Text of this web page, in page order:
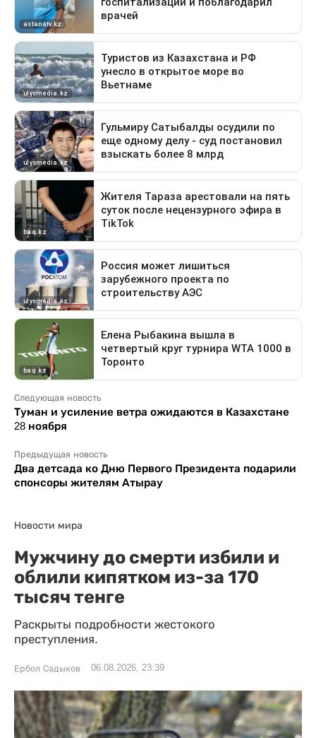
Следующая новость
Туман и усиление ветра ожидаются в Казахстане
28 ноября
Предыдущая новость
Два детсада ко Дню Первого Президента подарили
спонсоры жителям Атырау
Новости мира
Мужчину до смерти избили и
облили кипятком из-за 170
тысяч тенге
Раскрыты подробности жестокого
преступления.
Ербол Садыков 06.08.2026, 23:39